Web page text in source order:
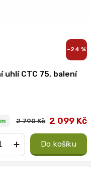
–24 %
uhlí CTC 75, balení
2 790 Kč 2 099 Kč
Do košíku